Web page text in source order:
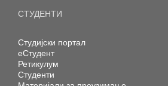
СТУДЕНТИ
Студијски портал
еСтудент
Ретикулум
Студенти